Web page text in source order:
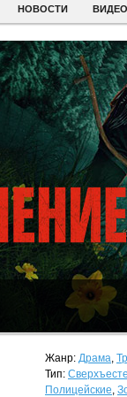
НОВОСТИ ВИДЕО
Жанр: Драма,
Тип:
Полицейские,